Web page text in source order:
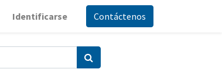
Identificarse Contáctenos